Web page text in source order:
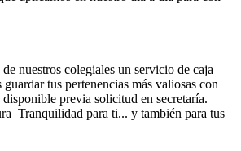
de nuestros colegiales un servicio de caja
guardartus pertenencias más valiosas con
disponible previa solicitud en secretaría.
Tranquilidad para ti... y también para tus